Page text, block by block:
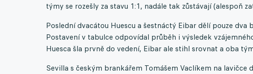
týmy se rozešly za stavu 1:1, nadále tak zůstávají (alespoň
Poslední dvacátou Huescu a šestnáctý Eibar dělí pouze
Postavení v tabulce odpovídal průběh i výsledek
Huesca šla prvně do vedení, Eibar ale stihl srovnat a oba
Sevilla s českým brankářem Tomášem Vaclíkem na